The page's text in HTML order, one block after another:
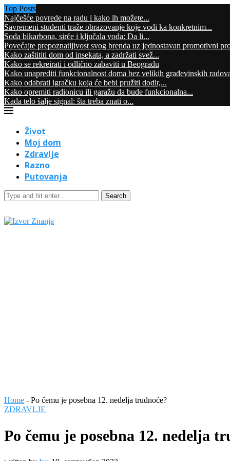
Top Posts
Najčešće povrede na radu i kako ih možete...
Savremeni studenti traže obrazovanje koje vodi ka konkretnim...
Soda bikarbona, sirće i ključala voda: Da li...
Povećajte prepoznatljivost svog brenda uz jednostavan promotivni
Kako zaštititi dom od insekata, a zadržati svež...
Kako se rekreirati i odlično zabaviti u Beogradu
Kako unaprediti funkcionalnost doma bez velikih građevinskih
Kako odabrati igračku koja će bebi pružiti dodir,...
Kako opremiti radionicu ili garažu da bude funkcionalna...
Kada telo šalje signal: šta treba znati o...
Život
Moj dom
Zdravlje
Razno
Putovanja
Search
Home - Po čemu je posebna 12. nedelja trudnoće?
ZDRAVLJE
Po čemu je posebna 12. nedelja